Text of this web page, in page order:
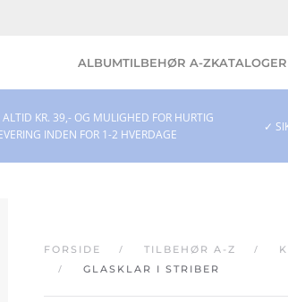
ALBUMTILBEHØR A-ZKATALOGER
KR. 39,- OG MULIGHED FOR HURTIG
INDEN FOR 1-2 HVERDAGE
✓
FORSIDE TILBEHØR A-Z
GLASKLAR I STRIBER